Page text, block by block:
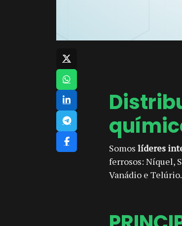
Somos líderes
ferrosos: Níquel,
Vanádio e Telúrio.